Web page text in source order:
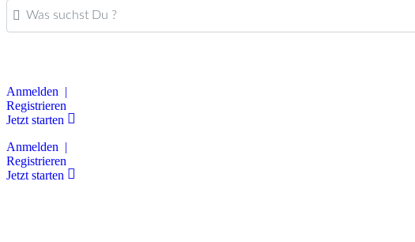
Was suchst Du ?
Anmelden |
Registrieren
Jetzt starten
Anmelden |
Registrieren
Jetzt starten